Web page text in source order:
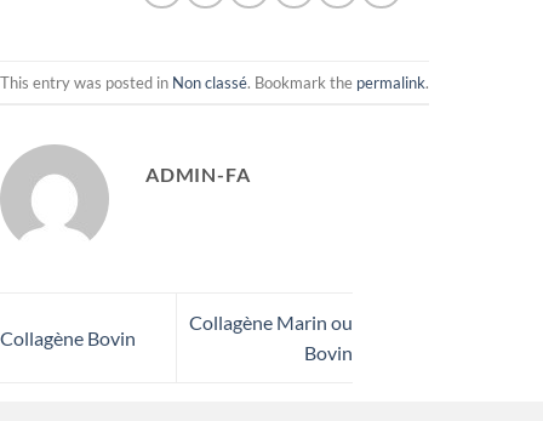
This entry was posted in Non classé. Bookmark the permalink.
ADMIN-FA
Collagène Bovin
Collagène Marin ou
Bovin